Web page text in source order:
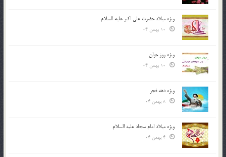
ویژه میلاد حضرت علی اکبر علیه السلام
ویژه روز جوان
ویژه دهه فجر
ویژه میلاد امام سجاد علیه السلام